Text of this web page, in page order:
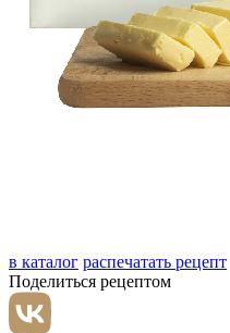
в каталог распечатать рецепт
Поделиться рецептом